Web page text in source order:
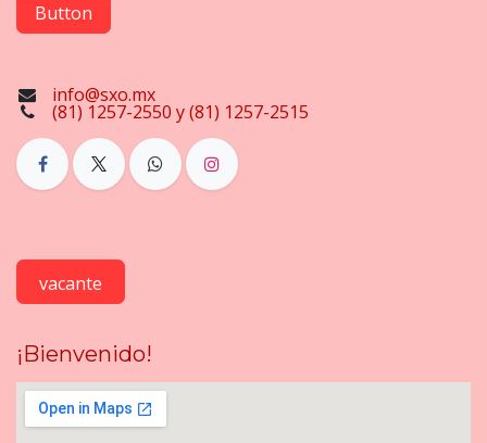
Button
info@sxo.mx
(81) 1257-2550 y (81) 1257-2515
vacante
¡Bienvenido!